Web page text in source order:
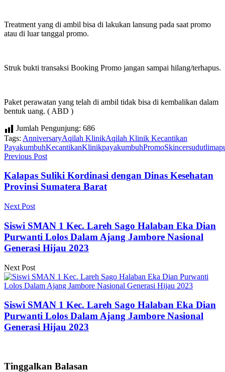
Treatment yang di ambil bisa di lakukan lansung pada saat promo
atau di luar tanggal promo.
Struk bukti transaksi Booking Promo jangan sampai hilang/terhapus.
Paket perawatan yang telah di ambil tidak bisa di kembalikan dalam
bentuk uang. ( ABD )
Jumlah Pengunjung: 686
Tags: AnniversaryAqilah KlinikAqilah Klinik Kecantikan
PayakumbuhKecantikanKlinikpayakumbuhPromoSkincer
Previous Post
Kalapas Suliki Kordinasi dengan Dinas Kesehatan
Provinsi Sumatera Barat
Next Post
Siswi SMAN 1 Kec. Lareh Sago Halaban Eka Dian
Purwanti Lolos Dalam Ajang Jambore Nasional
Generasi Hijau 2023
Next Post
Siswi SMAN 1 Kec. Lareh Sago Halaban Eka Dian
Purwanti Lolos Dalam Ajang Jambore Nasional
Generasi Hijau 2023
Tinggalkan Balasan